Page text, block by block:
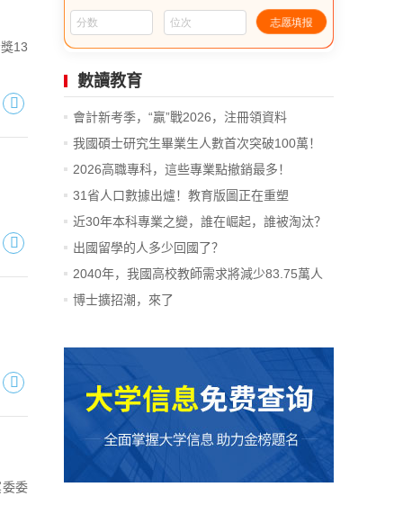
13
委
數讀教育
會計新考季，“贏”戰2026，注冊領資料
我國碩士研究生畢業生人數首次突破100萬！
2026高職專科，這些專業點撤銷最多！
31省人口數據出爐！教育版圖正在重塑
近30年本科專業之變，誰在崛起，誰被淘汰？
出國留學的人多少回國了？
2040年，我國高校教師需求將減少83.75萬人
博士擴招潮，來了